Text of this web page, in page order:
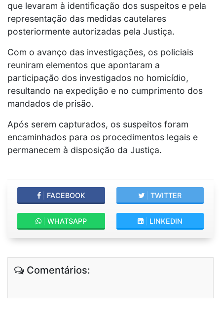
que levaram à identificação dos suspeitos e pela
representação das medidas cautelares
posteriormente autorizadas pela Justiça.
Com o avanço das investigações, os policiais
reuniram elementos que apontaram a
participação dos investigados no homicídio,
resultando na expedição e no cumprimento dos
mandados de prisão.
Após serem capturados, os suspeitos foram
encaminhados para os procedimentos legais e
permanecem à disposição da Justiça.
FACEBOOK TWITTER
WHATSAPP LINKEDIN
Comentários: